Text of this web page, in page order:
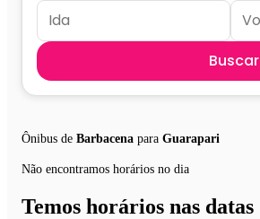
Buscar
Ônibus de Barbacena para Guarapari
Não encontramos horários no dia
Temos horários nas datas